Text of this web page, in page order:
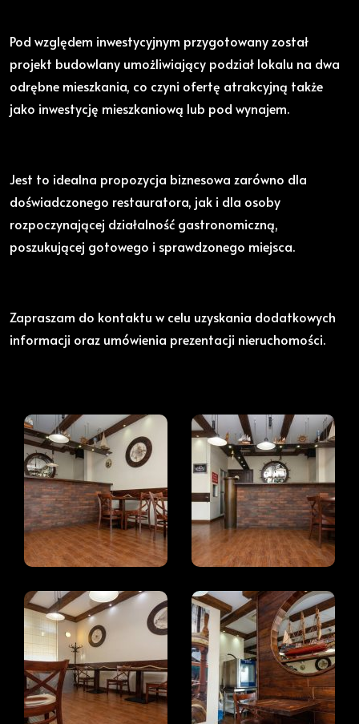
Pod względem inwestycyjnym przygotowany został
projekt budowlany umożliwiający podział lokalu na dwa
odrębne mieszkania, co czyni ofertę atrakcyjną także
jako inwestycję mieszkaniową lub pod wynajem.
Jest to idealna propozycja biznesowa zarówno dla
doświadczonego restauratora, jak i dla osoby
rozpoczynającej działalność gastronomiczną,
poszukującej gotowego i sprawdzonego miejsca.
Zapraszam do kontaktu w celu uzyskania dodatkowych
informacji oraz umówienia prezentacji nieruchomości.